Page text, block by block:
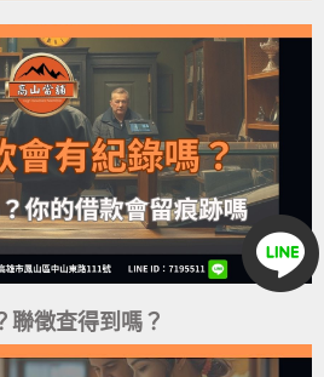
聯徵查得到嗎？